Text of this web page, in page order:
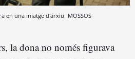
en una imatge d'arxiu MOSSOS
la dona no només figurava